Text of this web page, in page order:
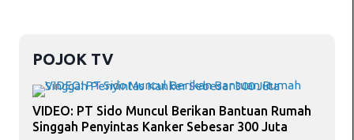
POJOK TV
VIDEO: PT Sido Muncul Berikan Bantuan Rumah
Singgah Penyintas Kanker Sebesar 300 Juta